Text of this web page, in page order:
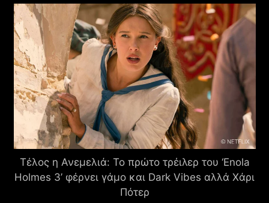
Τέλος η Ανεμελιά: Το πρώτο τρέιλερ του ‘Enola
Holmes 3’ φέρνει γάμο και Dark Vibes αλλά Χάρι
Πότερ